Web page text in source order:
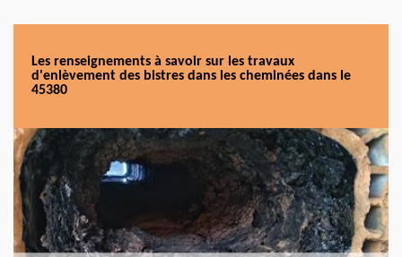
Les renseignements à savoir sur les travaux
d'enlèvement des bistres dans les cheminées dans le
45380